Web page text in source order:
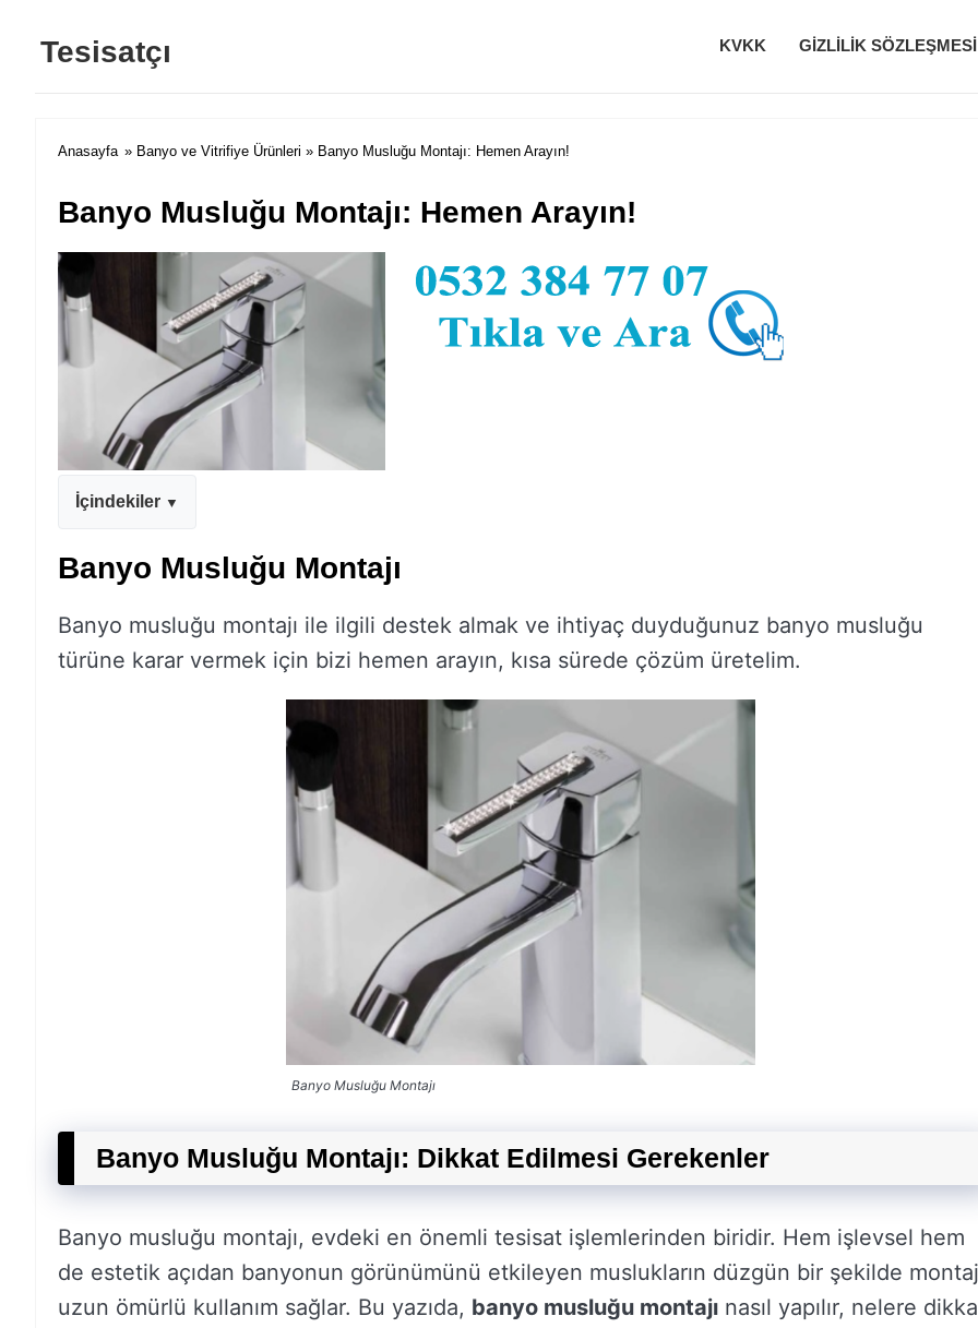
Tesisatçı KVKK GIZLILIK SÖZLEŞMESI
Anasayfa » Banyo ve Vitrifiye Ürünleri » Banyo Musluğu Montajı: Hemen Arayın!
Banyo Musluğu Montajı: Hemen Arayın!
İçindekiler
Banyo Musluğu Montajı
Banyo musluğu montajı ile ilgili destek almak ve ihtiyaç duyduğunuz banyo musluğu
türüne karar vermek için bizi hemen arayın, kısa sürede çözüm üretelim.
Banyo Musluğu Montajı
Banyo Musluğu Montajı: Dikkat Edilmesi Gerekenler
Banyo musluğu montajı, evdeki en önemli tesisat işlemlerinden biridir. Hem işlevsel hem
de estetik açıdan banyonun görünümünü etkileyen muslukların düzgün bir şekilde
uzun ömürlü kullanım sağlar. Bu yazıda, banyo musluğu montajı nasıl yapılır, nelere